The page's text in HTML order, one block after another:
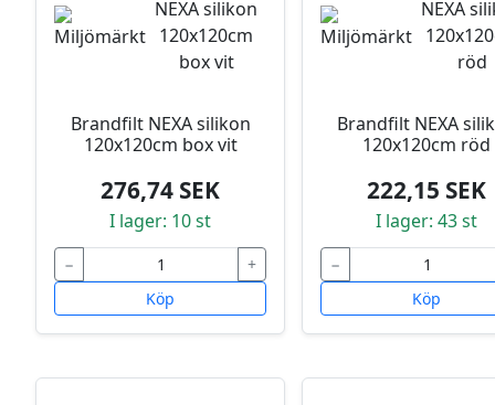
Brandfilt NEXA silikon
120x120cm box vit
276,74 SEK
I lager: 10 st
−
+
Köp
Brandfilt NEXA
120x120cm röd
222,15 SEK
I lager: 43 st
−
Köp